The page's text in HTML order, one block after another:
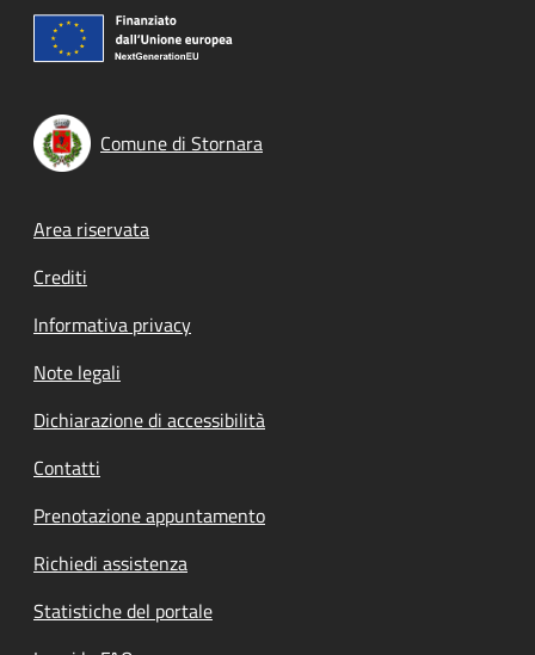
Comune di Stornara
Footer menu
Area riservata
Crediti
Informativa privacy
Note legali
Dichiarazione di accessibilità
Contatti
Prenotazione appuntamento
Richiedi assistenza
Statistiche del portale